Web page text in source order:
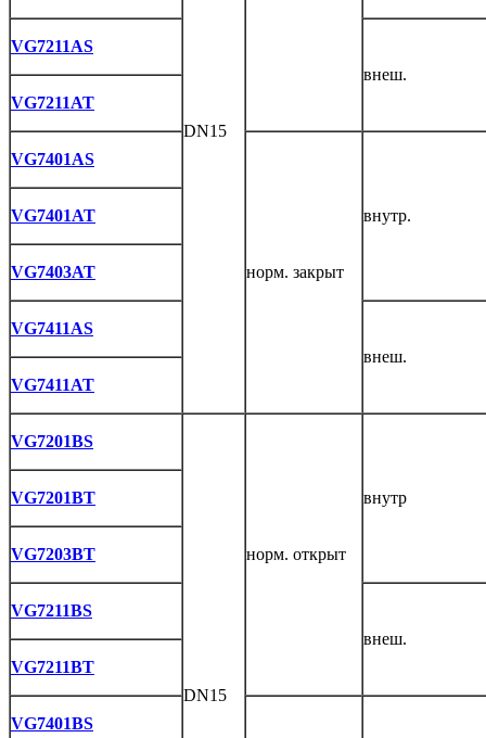
DN15
VG7211AS
внеш.
VG7211AT
VG7401AS
норм. закрыт
внутр.
VG7401AT
VG7403AT
VG7411AS
внеш.
VG7411AT
VG7201BS
DN15
норм. открыт
внутр
VG7201BT
VG7203BT
VG7211BS
внеш.
VG7211BT
VG7401BS